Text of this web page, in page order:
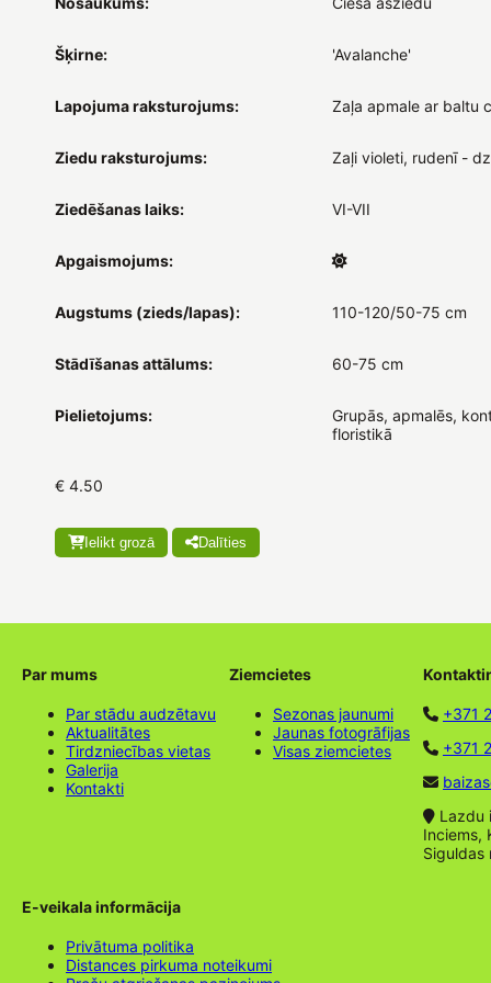
Šķirne: 'Avalanche'
Lapojuma raksturojums: Zaļa apmale ar baltu
Ziedu raksturojums: Zaļi violeti, rudenī -
Ziedēšanas laiks: VI-VII
Apgaismojums:
Augstums (zieds/lapas): 110-120/50-75 cm
Stādīšanas attālums: 60-75 cm
Pielietojums:
Grupās, apmalēs,
floristikā
€ 4.50
Ielikt grozā Dalīties
Par mums
Par stādu audzētavu
Aktualitātes
Tirdzniecības vietas
Galerija
Kontakti
Ziemcietes
Sezonas jaunumi
Jaunas fotogrāfijas
Visas ziemcietes
+371
+371
Lazdu
Inciems,
Siguldas
E-veikala informācija
Privātuma politika
Distances pirkuma noteikumi